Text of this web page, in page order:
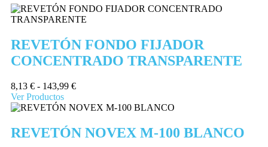
REVETÓN FONDO FIJADOR
CONCENTRADO TRANSPARENTE
8,13 € - 143,99 €
Ver Productos
REVETÓN NOVEX M-100 BLANCO